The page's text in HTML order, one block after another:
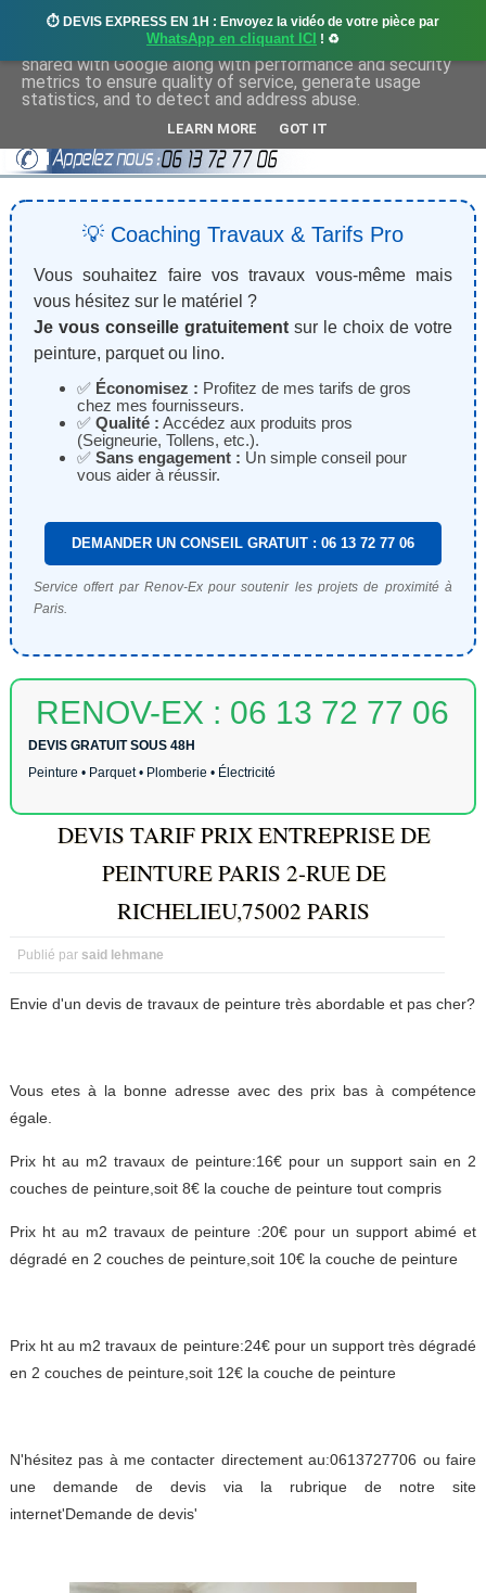
⏱️ DEVIS EXPRESS EN 1H : Envoyez la vidéo de votre pièce par
WhatsApp en cliquant ICI ! ♻️
💡 Coaching Travaux & Tarifs Pro
Vous souhaitez faire vos travaux vous-même mais
vous hésitez sur le matériel ?
Je vous conseille gratuitementsur le choix de votre
peinture, parquet ou lino.
✅ Économisez : Profitez de mes tarifs de gros
chez mes fournisseurs.
✅ Qualité : Accédez aux produits pros
(Seigneurie, Tollens, etc.).
✅ Sans engagement : Un simple conseil pour
vous aider à réussir.
DEMANDER UN CONSEIL GRATUIT : 06 13 72 77 06
Service offert par Renov-Ex pour soutenir les projets de proximité à
Paris.
RENOV-EX : 06 13 72 77 06
DEVIS GRATUIT SOUS 48H
Peinture • Parquet • Plomberie • Électricité
DEVIS TARIF PRIX ENTREPRISE DE
PEINTURE PARIS 2-RUE DE
RICHELIEU,75002 PARIS
Publié par said lehmane
Envie d'un devis de travaux de peinture très abordable et pas cher?
Vous etes à la bonne adresse avec des prix bas à compétence
égale.
Prix ht au m2 travaux de peinture:16€ pour un support sain en 2
couches de peinture,soit 8€ la couche de peinture tout compris
Prix ht au m2 travaux de peinture :20€ pour un support abimé et
dégradé en 2 couches de peinture,soit 10€ la couche de peinture
Prix ht au m2 travaux de peinture:24€ pour un support très dégradé
en 2 couches de peinture,soit 12€ la couche de peinture
N'hésitez pas à me contacter directement au:0613727706 ou faire
une demande de devis via la rubrique de notre site
internet'Demande de devis'
This site uses cookies from Google to deliver its services
and to analyze traffic. Your IP address and user-agent are
shared with Google along with performance and security
metrics to ensure quality of service, generate usage
statistics, and to detect and address abuse.
LEARN MORE GOT IT